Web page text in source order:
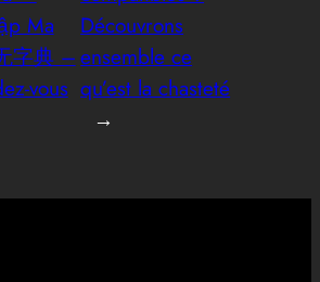
Ma
字典 –
vous
Découvrons
ensemble ce
qu’est la chasteté
→